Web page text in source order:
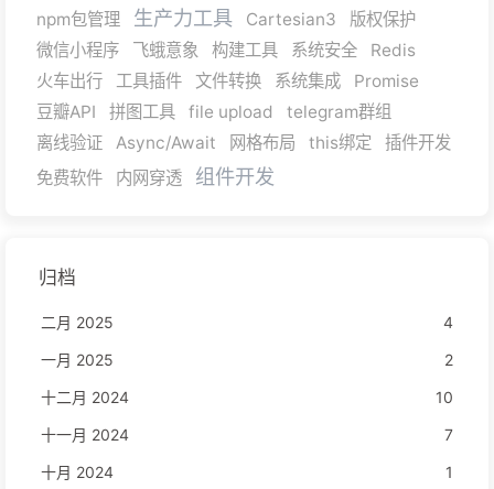
npm包管理
生产力工具 Cartesian3
版权保护
微信小程序
飞蛾意象 构建工具 系统安全
Redis
火车出行
工具插件 文件转换 系统集成
Promise
豆瓣API
拼图工具 file upload
telegram群组
离线验证
Async/Await 网格布局 this绑定
插件开发
免费软件
内网穿透 组件开发
归档
二月 2025
4
一月 2025
2
十二月 2024
10
十一月 2024
7
十月 2024
1